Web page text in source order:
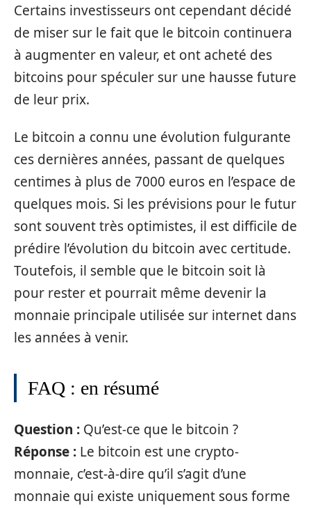
Certains investisseurs ont cependant décidé
de miser sur le fait que le bitcoin continuera
à augmenter en valeur, et ont acheté des
bitcoins pour spéculer sur une hausse future
de leur prix.
Le bitcoin a connu une évolution fulgurante
ces dernières années, passant de quelques
centimes à plus de 7000 euros en l’espace de
quelques mois. Si les prévisions pour le futur
sont souvent très optimistes, il est difficile de
prédire l’évolution du bitcoin avec certitude.
Toutefois, il semble que le bitcoin soit là
pour rester et pourrait même devenir la
monnaie principale utilisée sur internet dans
les années à venir.
FAQ : en résumé
Question : Qu’est-ce que le bitcoin ?
Réponse : Le bitcoin est une crypto-
monnaie, c’est-à-dire qu’il s’agit d’une
monnaie qui existe uniquement sous forme